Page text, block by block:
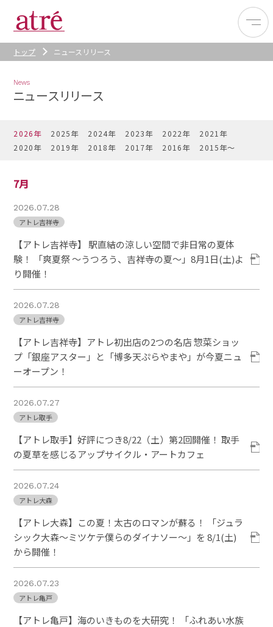
トップ ニュースリリース
News
ニュースリリース
2026年 2025年 2024年 2023年 2022年
2021年
2020年
2019年 2018年 2017年 2016年 2015年〜
7月
2026.07.28
アトレ吉祥寺
【アトレ吉祥寺】 駅直結の涼しい空間で非日常の夏体
験！ 「爽夏祭 ～うつろう、吉祥寺の夏～」8月1日(土)よ
り開催！
2026.07.28
アトレ吉祥寺
【アトレ吉祥寺】アトレ初出店の2つの名店 惣菜ショッ
プ「銀座アスター」と「博多天ぷらやまや」が今夏ニュ
ーオープン！
2026.07.27
アトレ取手
【アトレ取手】好評につき8/22（土）第2回開催！ 取手
の夏草を感じるアップサイクル・アートカフェ
2026.07.24
アトレ大森
【アトレ大森】この夏！太古のロマンが蘇る！ 「ジュラ
シック大森～ミツケテ僕らのダイナソー～」を 8/1(土)
から開催！
2026.07.23
アトレ亀戸
【アトレ亀戸】海のいきものを大研究！ 「ふれあい水族